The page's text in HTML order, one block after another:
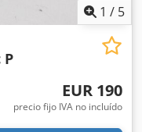
1 / 5
EUR 190
precio fijo IVA no incluído